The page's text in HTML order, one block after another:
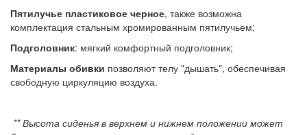
Пятилучье пластиковое черное, также возможна
комплектация стальным хромированным пятилучьем;
Подголовник: мягкий комфортный подголовник;
Материалы обивки позволяют телу "дышать", обеспечивая
свободную циркуляцию воздуха.
** Высота сиденья в верхнем и нижнем положении может